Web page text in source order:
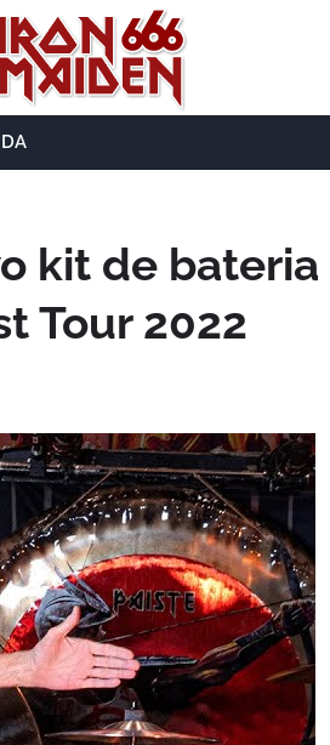
kit de bateria
Tour 2022